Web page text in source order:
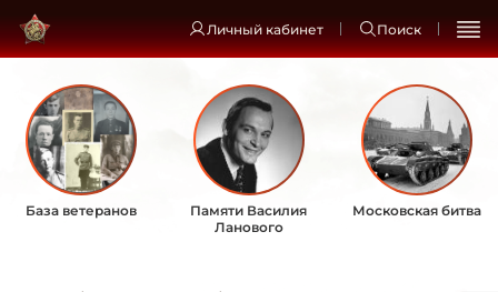
Личный кабинет Поиск
База ветеранов
Памяти Василия
Ланового
Московская битва